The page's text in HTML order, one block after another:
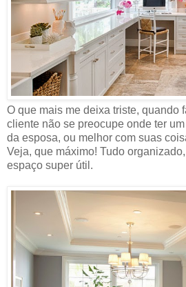
O que mais me deixa triste, quando
cliente não se preocupe onde ter
da esposa, ou melhor com suas
Veja, que máximo! Tudo
espaço super útil.